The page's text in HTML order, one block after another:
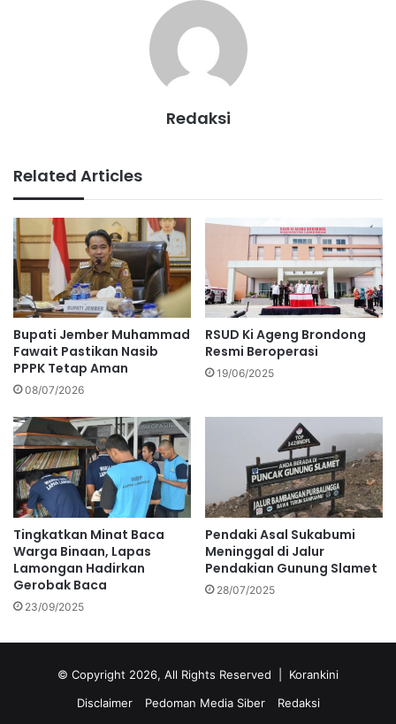
Redaksi
Related Articles
Bupati Jember Muhammad
Fawait Pastikan Nasib
PPPK Tetap Aman
08/07/2026
RSUD Ki Ageng Brondong
Resmi Beroperasi
19/06/2025
Tingkatkan Minat Baca
Warga Binaan, Lapas
Lamongan Hadirkan
Gerobak Baca
23/09/2025
Pendaki Asal Sukabumi
Meninggal di Jalur
Pendakian Gunung Slamet
28/07/2025
© Copyright 2026, All Rights Reserved | Korankini
Disclaimer
Pedoman Media Siber Redaksi